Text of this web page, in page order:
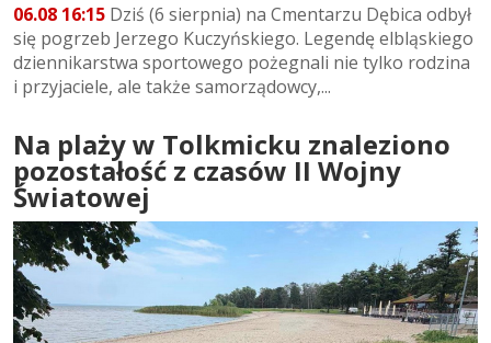
06.08 16:15 Dziś (6 sierpnia) na Cmentarzu Dębica odbył
się pogrzeb Jerzego Kuczyńskiego. Legendę elbląskiego
dziennikarstwa sportowego pożegnali nie tylko rodzina
i przyjaciele, ale także samorządowcy,...
Na plaży w Tolkmicku znaleziono
pozostałość z czasów II Wojny
Światowej